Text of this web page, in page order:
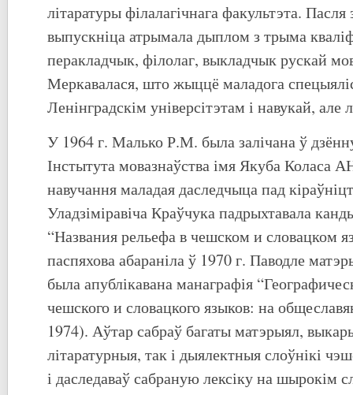
літаратуры філалагічнага факультэта. Пасля
выпускніца атрымала дыплом з трыма
перакладчык, філолаг, выкладчык рускай
Меркавалася, што жыццё маладога
Ленінградскім універсітэтам і навукай, але
У 1964 г. Малько Р.М. была залічана ў
Інстытута мовазнаўства імя Якуба Коласа
навучання маладая даследчыца пад
Уладзіміравіча Краўчука падрыхтавала
“Названия рельефа в чешском и словацком
паспяхова абараніла ў 1970 г. Паводле
была апублікавана манаграфія
чешского и словацкого языков: на
1974). Аўтар сабраў багаты матэрыял,
літаратурныя, так і дыялектныя слоўнікі
і даследаваў сабраную лексіку на шырокім